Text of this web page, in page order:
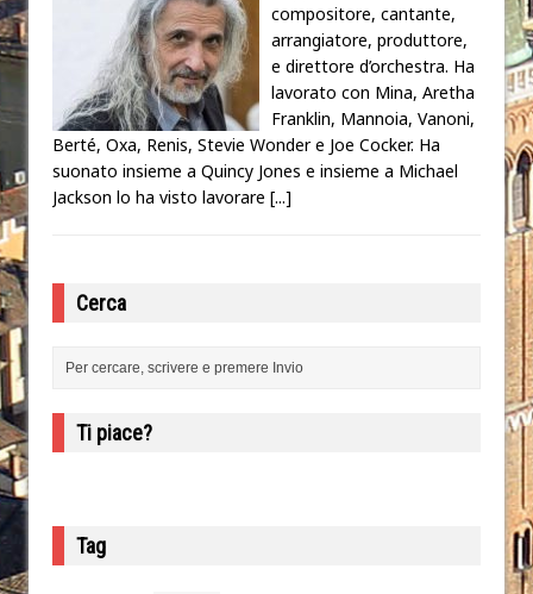
compositore, cantante,
arrangiatore, produttore,
e direttore d’orchestra. Ha
lavorato con Mina, Aretha
Franklin, Mannoia, Vanoni,
Berté, Oxa, Renis, Stevie Wonder e Joe Cocker. Ha
suonato insieme a Quincy Jones e insieme a Michael
Jackson lo ha visto lavorare [...]
Cerca
Ti piace?
Tag